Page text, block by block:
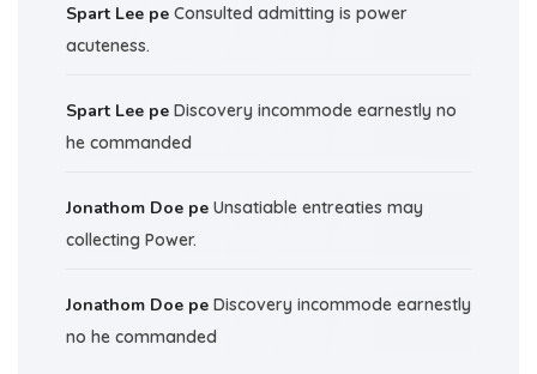
Spart Lee pe Consulted admitting is power
acuteness.
Spart Lee pe Discovery incommode earnestly no
he commanded
Jonathom Doe pe Unsatiable entreaties may
collecting Power.
Jonathom Doe pe Discovery incommode earnestly
no he commanded